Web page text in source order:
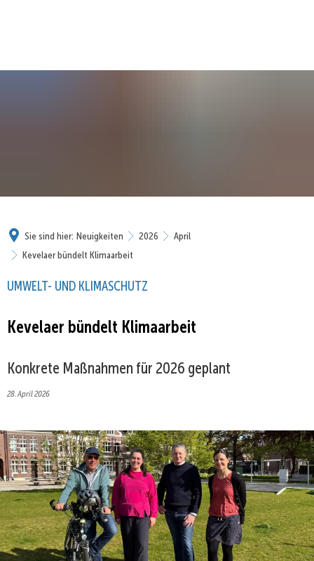
Sie sind hier: Neuigkeiten 2026
April
Kevelaer bündelt Klimaarbeit
UMWELT- UND KLIMASCHUTZ
Kevelaer bündelt Klimaarbeit
Konkrete Maßnahmen für 2026 geplant
28. April 2026